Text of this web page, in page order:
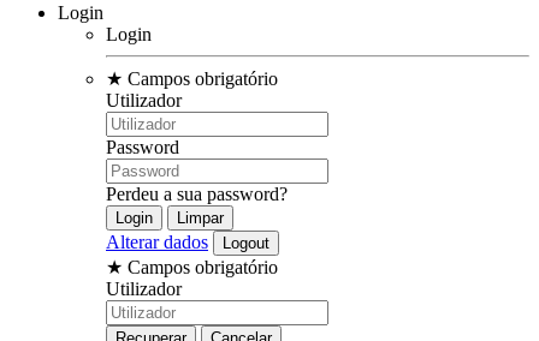
Login
Login
★ Campos obrigatório
Utilizador
Password
Perdeu a sua password?
Alterar dados
★ Campos obrigatório
Utilizador